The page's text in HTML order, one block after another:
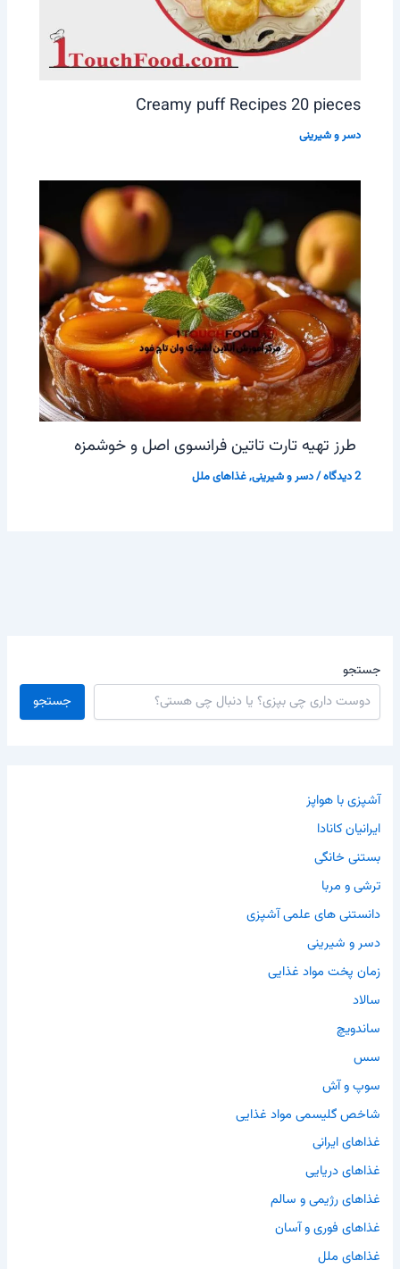
Creamy puff Recipes 20 pieces
دسر و شیرینی
طرز تهیه تارت تاتین فرانسوی اصل و خوشمزه
2 دیدگاه /دسر و شیرینی,غذاهای ملل
جستجو
جستجو
آشپزی با هواپز
ایرانیان کانادا
بستنی خانگی
ترشی و مربا
دانستنی های علمی آشپزی
دسر و شیرینی
زمان پخت مواد غذایی
سالاد
ساندویچ
سس
سوپ و آش
شاخص گلیسمی مواد غذایی
غذاهای ایرانی
غذاهای دریایی
غذاهای رژیمی و سالم
غذاهای فوری و آسان
غذاهای ملل